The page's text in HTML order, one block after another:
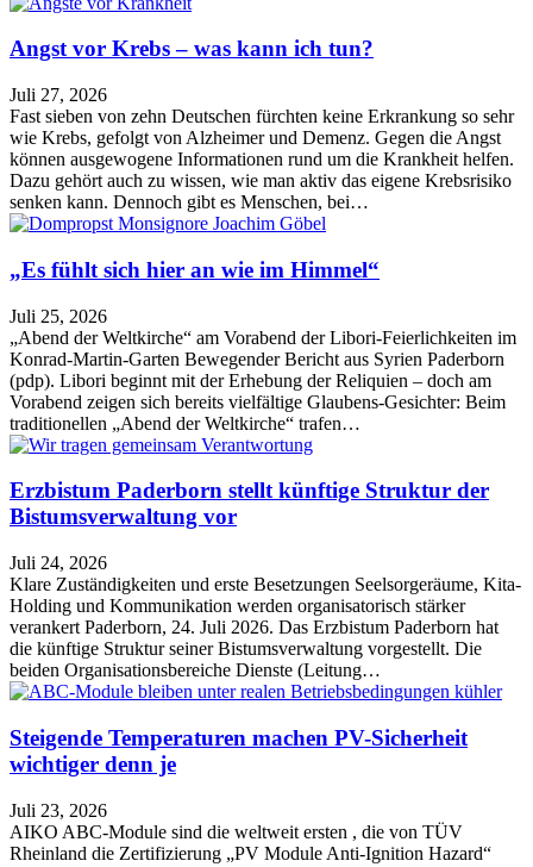
Angst vor Krebs – was kann ich tun?
Juli 27, 2026
Fast sieben von zehn Deutschen fürchten keine Erkrankung so sehr
wie Krebs, gefolgt von Alzheimer und Demenz. Gegen die Angst
können ausgewogene Informationen rund um die Krankheit helfen.
Dazu gehört auch zu wissen, wie man aktiv das eigene Krebsrisiko
senken kann. Dennoch gibt es Menschen, bei…
„Es fühlt sich hier an wie im Himmel“
Juli 25, 2026
„Abend der Weltkirche“ am Vorabend der Libori-Feierlichkeiten im
Konrad-Martin-Garten Bewegender Bericht aus Syrien Paderborn
(pdp). Libori beginnt mit der Erhebung der Reliquien – doch am
Vorabend zeigen sich bereits vielfältige Glaubens-Gesichter: Beim
traditionellen „Abend der Weltkirche“ trafen…
Erzbistum Paderborn stellt künftige Struktur der
Bistumsverwaltung vor
Juli 24, 2026
Klare Zuständigkeiten und erste Besetzungen Seelsorgeräume, Kita-
Holding und Kommunikation werden organisatorisch stärker
verankert Paderborn, 24. Juli 2026. Das Erzbistum Paderborn hat
die künftige Struktur seiner Bistumsverwaltung vorgestellt. Die
beiden Organisationsbereiche Dienste (Leitung…
Steigende Temperaturen machen PV-Sicherheit
wichtiger denn je
Juli 23, 2026
AIKO ABC-Module sind die weltweit ersten , die von TÜV
Rheinland die Zertifizierung „PV Module Anti-Ignition Hazard“